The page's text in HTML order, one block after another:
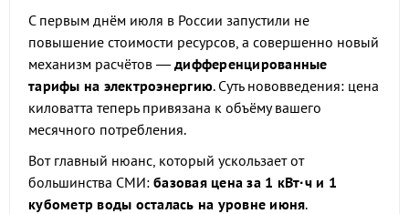
С первым днём июля в России запустили не
повышение стоимости ресурсов, а совершенно новый
механизм расчётов — дифференцированные
тарифы на электроэнергию. Суть нововведения: цена
киловатта теперь привязана к объёму вашего
месячного потребления.
Вот главный нюанс, который ускользает от
большинства СМИ: базовая цена за 1 кВт·ч и 1
кубометр воды осталась на уровне июня.